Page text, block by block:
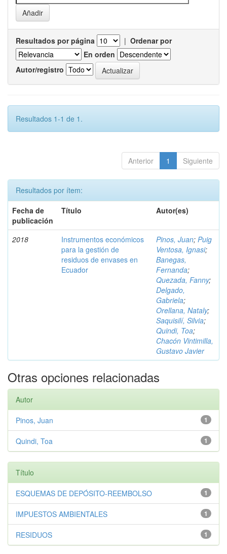
Resultados por página | Ordenar por
En orden
Autor/registro
Resultados 1-1 de 1.
Anterior 1 Siguiente
Resultados por ítem:
Fecha de
publicación
Título Autor(es)
2018
Instrumentos económicos
para la gestión de
residuos de envases en
Ecuador
Pinos, Juan; Puig
Ventosa, Ignasi;
Banegas,
Fernanda;
Quezada, Fanny;
Delgado,
Gabriela;
Orellana, Nataly;
Saquisilí, Silvia;
Quindi, Toa;
Chacón Vintimilla,
Gustavo Javier
Otras opciones relacionadas
Autor
1
Pinos, Juan
1
Quindi, Toa
Título
1
ESQUEMAS DE DEPÓSITO-REEMBOLSO
1
IMPUESTOS AMBIENTALES
1
RESIDUOS